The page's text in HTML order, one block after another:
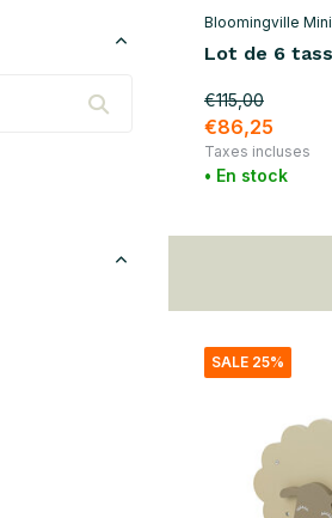
Bloomingville Mini
Lot de 6
€115,00
€86,25
Taxes incluses
• En stock
SALE 25%